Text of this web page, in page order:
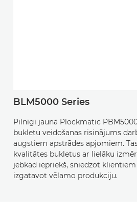
BLM5000 Series
Pilnīgi jaunā Plockmatic
bukletu veidošanas risinājums
augstiem apstrādes apjomiem.
kvalitātes bukletus ar lielāku
jebkad iepriekš, sniedzot
izgatavot vēlamo produkciju.